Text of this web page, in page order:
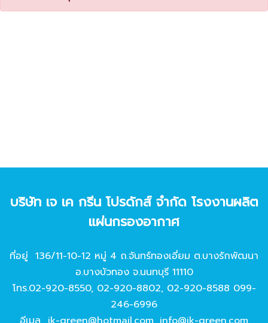
บริษัท เจ เค กรีน โปรดักส์ จํากัด โรงงานผลิต
แผ่นกรองอากาศ
ที่อยู่ 136/11-10-12 หมู่ 4 ถ.จันทร์ทองเอี่ยม ต.บางรักพัฒนา
อ.บางบัวทอง จ.นนทบุรี 11110
โทร.02-920-8550, 02-920-8802, 02-920-8588 099-
246-6996